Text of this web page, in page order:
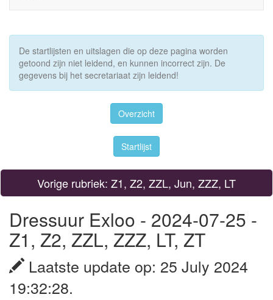
De startlijsten en uitslagen die op deze pagina worden
getoond zijn niet leidend, en kunnen incorrect zijn. De
gegevens bij het secretariaat zijn leidend!
Overzicht
Startlijst
Vorige rubriek: Z1, Z2, ZZL, Jun, ZZZ, LT
Dressuur Exloo - 2024-07-25 -
Z1, Z2, ZZL, ZZZ, LT, ZT
Laatste update op: 25 July 2024
19:32:28.